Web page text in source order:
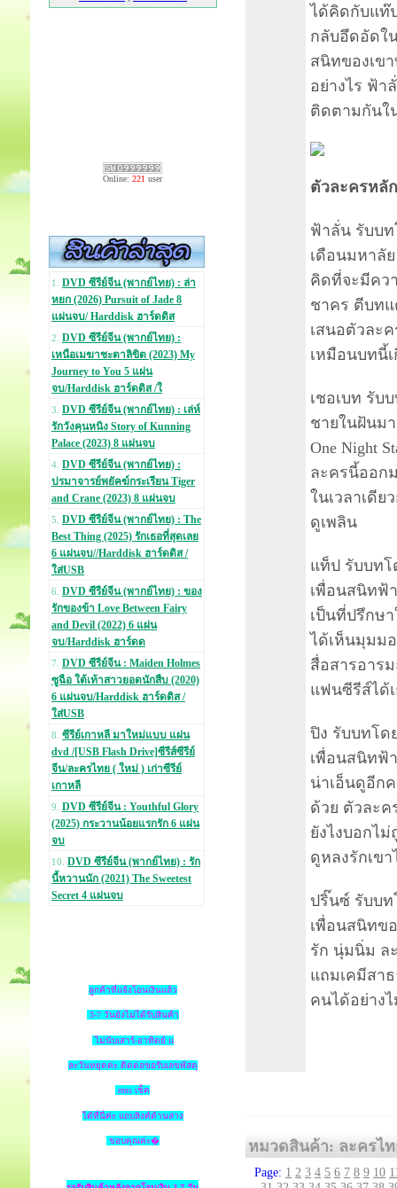
Online: 221 user
1. DVD ซีรีย์จีน (พากย์ไทย) : ล่า
หยก (2026) Pursuit of Jade 8
แผ่นจบ/ Harddisk ฮาร์ดดิส
2. DVD ซีรีย์จีน (พากย์ไทย) :
เหนือเมฆาชะตาลิขิต (2023) My
Journey to You 5 แผ่น
จบ/Harddisk ฮาร์ดดิส /ใ
3. DVD ซีรีย์จีน (พากย์ไทย) : เล่ห์
รักวังคุนหนิง Story of Kunning
Palace (2023) 8 แผ่นจบ
4. DVD ซีรีย์จีน (พากย์ไทย) :
ปรมาจารย์พยัคฆ์กระเรียน Tiger
and Crane (2023) 8 แผ่นจบ
5. DVD ซีรีย์จีน (พากย์ไทย) : The
Best Thing (2025) รักเธอที่สุดเลย
6 แผ่นจบ//Harddisk ฮาร์ดดิส /
ใส่USB
6. DVD ซีรีย์จีน (พากย์ไทย) : ของ
รักของข้า Love Between Fairy
and Devil (2022) 6 แผ่น
จบ/Harddisk ฮาร์ดด
7. DVD ซีรีย์จีน : Maiden Holmes
ซูฉือ ใต้เท้าสาวยอดนักสืบ (2020)
6 แผ่นจบ/Harddisk ฮาร์ดดิส /
ใส่USB
8. ซีรีย์เกาหลี มาใหม่แบบ แผ่น
dvd /[USB Flash Drive]ซีรีส์ซีรีย์
จีน/ละครไทย ( ใหม่ ) เก่าซีรีย์
เกาหลี
9. DVD ซีรีย์จีน : Youthful Glory
(2025) กระวานน้อยแรกรัก 6 แผ่น
จบ
10. DVD ซีรีย์จีน (พากย์ไทย) : รัก
นี้หวานนัก (2021) The Sweetest
Secret 4 แผ่นจบ
ลูกค้าที่แจ้งโอนเงินแล้ว
3-7 วันยังไม่ได้รับสินค้า
ไม่นับเสาร์-อาทิตย์ แ
ละวันหยุดค่ะ ติดต่อขอรับเลขพัสดุ
ems เช็ค
ได้ที่นี่ค่ะ แถบลิงค์ด้านล่าง
ขอบคุณค่ะ�
ได้คิดกับแท๊
กลับอึดอัดใ
สนิทของเขา
อย่างไร ฟ้า
ติดตามกันใ
ตัวละครหลั
ฟ้าลั่น รับบ
เดือนมหาลั
คิดที่จะมีคว
ชาคร ตีบทแ
เสนอตัวละ
เหมือนบทนี้เ
เชอเบท รับ
ชายในฝันม
One Night
ละครนี้ออก
ในเวลาเดี
ดูเพลิน
แท็ป รับบท
เพื่อนสนิทฟ้
เป็นที่ปรึกษ
ได้เห็นมุมม
สื่อสารอาร
แฟนซีรีส์ได้เ
ปิง รับบทโ
เพื่อนสนิทฟ้
น่าเอ็นดูอีก
ด้วย ตัวละ
ยังไงบอกไ
ดูหลงรักเขา
ปริ๊นซ์ รับบ
เพื่อนสนิทข
รัก นุ่มนิ่ม ล
แถมเคมีสา
คนได้อย่างไ
หมวดสินค้า: ละครไท
Page: 1 2 3 4 5 6 7 8 9 10